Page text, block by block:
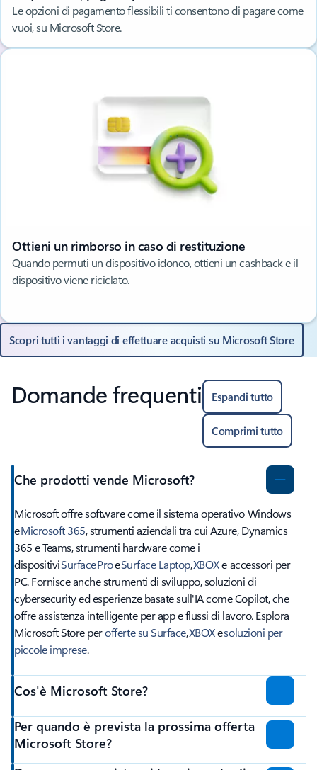
Le opzioni di pagamento flessibili ti consentono di pagare come
vuoi, su Microsoft Store.
Ottieni un rimborso in caso di restituzione
Quando permuti un dispositivo idoneo, ottieni un cashback e il
dispositivo viene riciclato.
Scopri tutti i vantaggi di effettuare acquisti su Microsoft Store
Domande frequenti
Comprimi tutto
Espandi tutto
Che prodotti vende Microsoft?
Microsoft offre software come il sistema operativo Windows
eMicrosoft 365, strumenti aziendali tra cui Azure, Dynamics
365 e Teams, strumenti hardware come i
dispositiviSurface ProeSurface Laptop,XBOXe accessori per
PC. Fornisce anche strumenti di sviluppo, soluzioni di
cybersecurity ed esperienze basate sull'IA come Copilot, che
offre assistenza intelligente per app e flussi di lavoro. Esplora
Microsoft Store perofferte su Surface,XBOXesoluzioni per
piccole imprese.
Cos'è Microsoft Store?
Per quando è prevista la prossima offerta
Microsoft Store?